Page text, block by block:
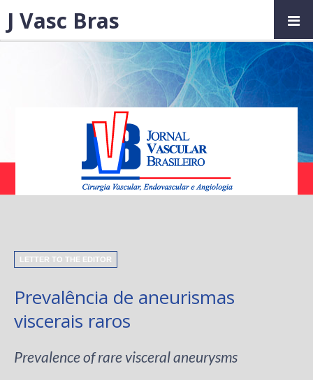
LETTER TO THE EDITOR
Prevalência de aneurismas
viscerais raros
Prevalence of rare visceral aneurysms
J Vasc Bras